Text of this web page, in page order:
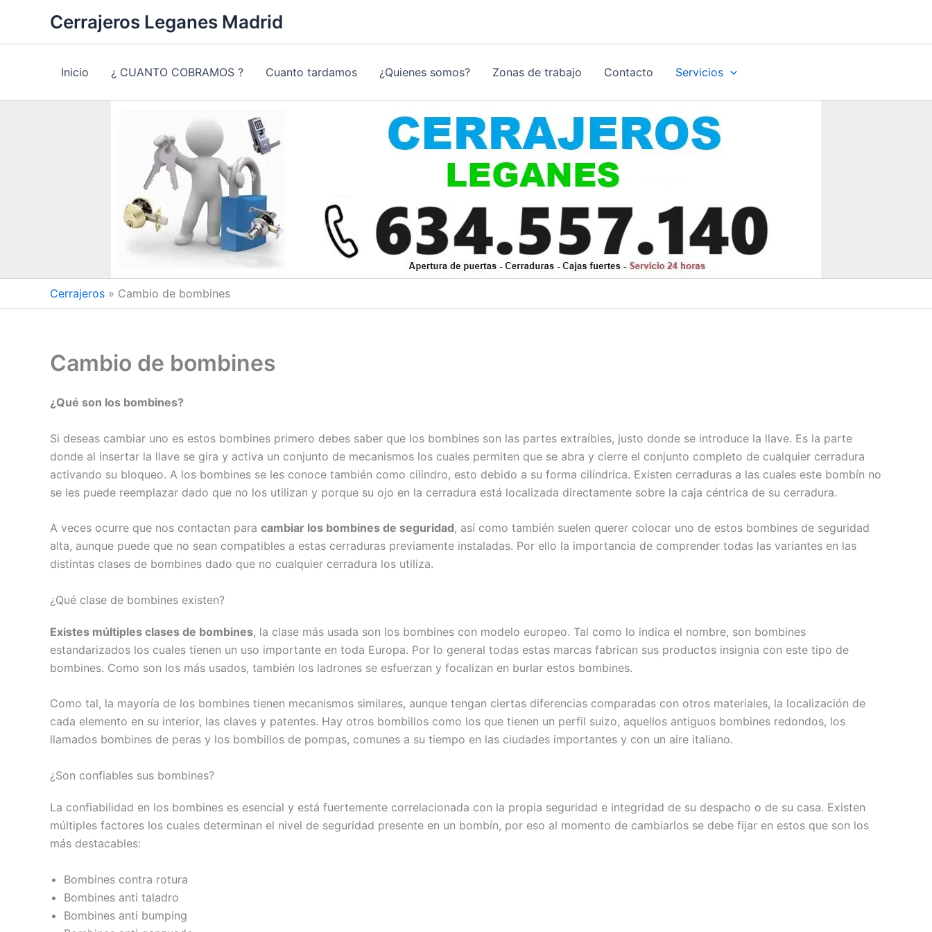
contenido
Cerrajeros Leganes Madrid
Inicio ¿ CUANTO COBRAMOS ? Cuanto tardamos ¿Quienes somos? Zonas de trabajo Contacto Servicios
Cerrajeros » Cambio de bombines
Cambio de bombines
¿Qué son los bombines?
Si deseas cambiar uno es estos bombines primero debes saber que los bombines son las partes extraíbles, justo donde se introduce la llave. Es la parte
donde al insertar la llave se gira y activa un conjunto de mecanismos los cuales permiten que se abra y cierre el conjunto completo de cualquier cerradura
activando su bloqueo. A los bombines se les conoce también como cilindro, esto debido a su forma cilíndrica. Existen cerraduras a las cuales este bombín no
se les puede reemplazar dado que no los utilizan y porque su ojo en la cerradura está localizada directamente sobre la caja céntrica de su cerradura.
A veces ocurre que nos contactan para cambiar los bombines de seguridad, así como también suelen querer colocar uno de estos bombines de seguridad
alta, aunque puede que no sean compatibles a estas cerraduras previamente instaladas. Por ello la importancia de comprender todas las variantes en las
distintas clases de bombines dado que no cualquier cerradura los utiliza.
¿Qué clase de bombines existen?
Existes múltiples clases de bombines, la clase más usada son los bombines con modelo europeo. Tal como lo indica el nombre, son bombines
estandarizados los cuales tienen un uso importante en toda Europa. Por lo general todas estas marcas fabrican sus productos insignia con este tipo de
bombines. Como son los más usados, también los ladrones se esfuerzan y focalizan en burlar estos bombines.
Como tal, la mayoría de los bombines tienen mecanismos similares, aunque tengan ciertas diferencias comparadas con otros materiales, la localización de
cada elemento en su interior, las claves y patentes. Hay otros bombillos como los que tienen un perfil suizo, aquellos antiguos bombines redondos, los
llamados bombines de peras y los bombillos de pompas, comunes a su tiempo en las ciudades importantes y con un aire italiano.
¿Son confiables sus bombines?
La confiabilidad en los bombines es esencial y está fuertemente correlacionada con la propia seguridad e integridad de su despacho o de su casa. Existen
múltiples factores los cuales determinan el nivel de seguridad presente en un bombín, por eso al momento de cambiarlos se debe fijar en estos que son los
más destacables:
Bombines contra rotura
Bombines anti taladro
Bombines anti bumping